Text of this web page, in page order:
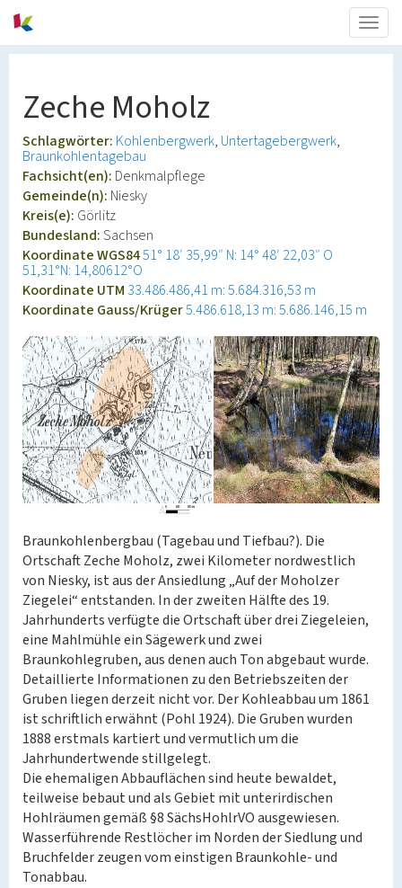
Zeche Moholz
Schlagwörter: Kohlenbergwerk Untertagebergwerk
Braunkohlentagebau
Fachsicht(en): Denkmalpflege
Gemeinde(n): Niesky
Kreis(e): Görlitz
Bundesland:Sachsen
Koordinate WGS8451° 18′ 35,99″ N: 14° 48′ 22,03″ O
51,31°N: 14,80612°O
Koordinate UTM 33.486.486,41 m: 5.684.316,53 m
Koordinate Gauss/Krüger5.486.618,13 m: 5.686.146,15 m
Braunkohlenbergbau (Tagebau und Tiefbau?). Die
Ortschaft Zeche Moholz, zwei Kilometer nordwestlich
von Niesky, ist aus der Ansiedlung „Auf der Moholzer
Ziegelei“ entstanden. In der zweiten Hälfte des 19.
Jahrhunderts verfügte die Ortschaft über drei Ziegeleien,
eine Mahlmühle ein Sägewerk und zwei
Braunkohlegruben, aus denen auch Ton abgebaut wurde.
Detaillierte Informationen zu den Betriebszeiten der
Gruben liegen derzeit nicht vor. Der Kohleabbau um 1861
ist schriftlich erwähnt (Pohl 1924). Die Gruben wurden
1888 erstmals kartiert und vermutlich um die
Jahrhundertwende stillgelegt.
Die ehemaligen Abbauflächen sind heute bewaldet,
teilweise bebaut und als Gebiet mit unterirdischen
Hohlräumen gemäß §8 SächsHohlrVO ausgewiesen.
Wasserführende Restlöcher im Norden der Siedlung und
Bruchfelder zeugen vom einstigen Braunkohle- und
Tonabbau.